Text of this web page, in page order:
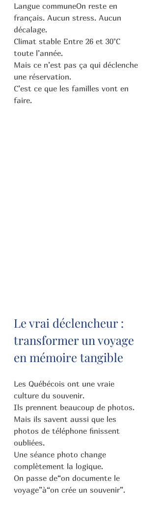
Langue communeOn reste en
français. Aucun stress. Aucun
décalage.
Climat stable Entre 26 et 30°C
toute l’année.
Mais ce n’est pas ça qui déclenche
une réservation.
C’est ce que les familles vont en
faire.
Le vrai déclencheur :
transformer un voyage
en mémoire tangible
Les Québécois ont une vraie
culture du souvenir.
Ils prennent beaucoup de photos.
Mais ils savent aussi que les
photos de téléphone finissent
oubliées.
Une séance photo change
complètement la logique.
On passe de“on documente le
voyage”à“on crée un souvenir”.